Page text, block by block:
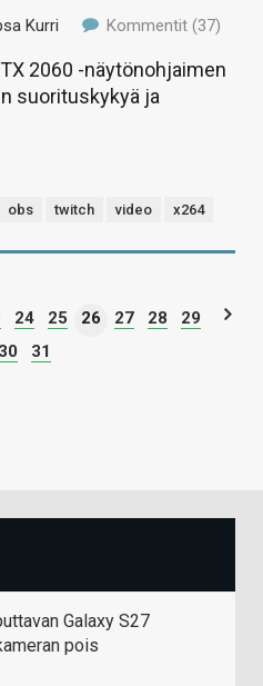
Kurri Kommentit (37)
2060 -näytönohjaimen
suorituskykyä ja
obs twitch video x264
24 25 26 27 28
29
30
31
Galaxy S27
pois